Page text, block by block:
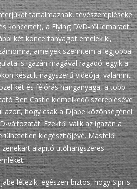
tartalmaznak, tévészerepléseket
koncertet), a Flying DVD-ről lemaradt
két koncertanyagot emelek ki,
amelyek szerintem a legjobban
is igazán magával ragadó: egyik a
készült nagyszerű videója, valamint a
két és félórás hanganyaga, a több
Ben Castle kiemelkedő szereplésével.
azon, hogy csak a Djabe közönségének
változatát. Ezektől válik az igazán a
kiegészítőjévé. Másfelől
alapító ütőhangszeres
létezik, egészen biztos, hogy Sipi is